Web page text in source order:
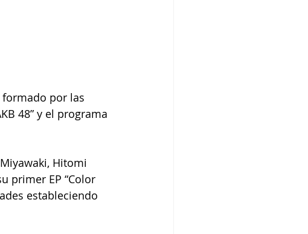
por las
48” y el programa
Hitomi
primer EP “Color
estableciendo